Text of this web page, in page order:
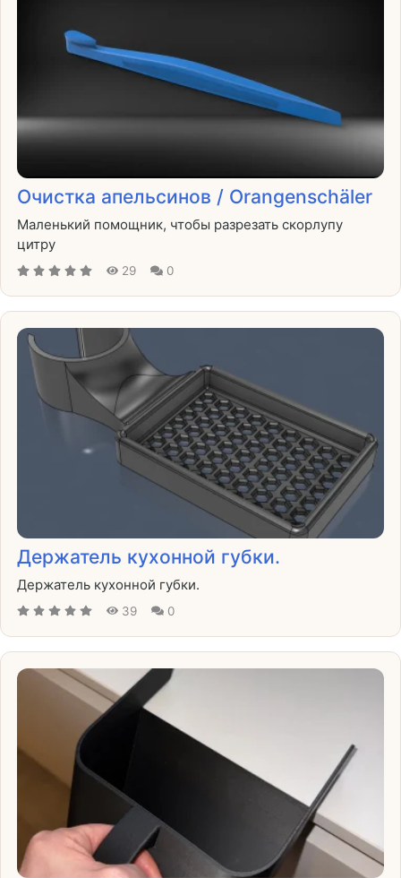
Очистка апельсинов / Orangenschäler
Маленький помощник, чтобы разрезать скорлупу
цитру
29 0
Держатель кухонной губки.
Держатель кухонной губки.
39 0